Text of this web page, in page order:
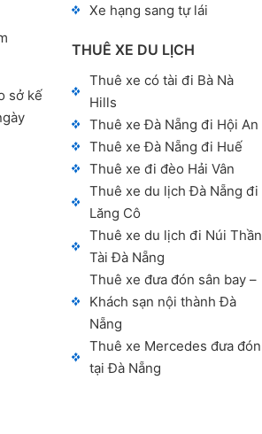
sở kế
Xe hạng sang tự lái
THUÊ XE DU LỊCH
Thuê xe có tài đi Bà Nà
Hills
Thuê xe Đà Nẵng đi Hội An
Thuê xe Đà Nẵng đi Huế
Thuê xe đi đèo Hải Vân
Thuê xe du lịch Đà Nẵng đi
Lăng Cô
Thuê xe du lịch đi Núi Thần
Tài Đà Nẵng
Thuê xe đưa đón sân bay –
Khách sạn nội thành Đà
Nẵng
Thuê xe Mercedes đưa đón
tại Đà Nẵng